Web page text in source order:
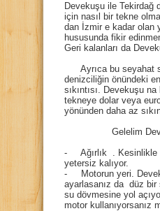
Devekuşu ile Tekirdağ
için nasıl bir tekne
dan İzmir e kadar olan
hususunda fikir
Geri kalanları da
Ayrıca bu seyahat
denizciliğin önündeki
sıkıntısı. Devekuşu
tekneye dolar veya
yönünden daha az
Gelelim Devekuşu
- Ağırlık . Kesinlikle
yetersiz kalıyor.
- Motorun yeri.
ayarlasanız da düz bir
su dövmesine yol
motor kullanıyorsanız